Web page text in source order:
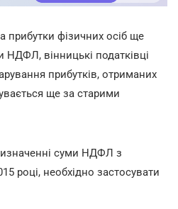
прибутки фізичних осіб ще
вінницькі податківці
прибутків, отриманих
ще за старими
суми НДФЛ з
році, необхідно застосувати